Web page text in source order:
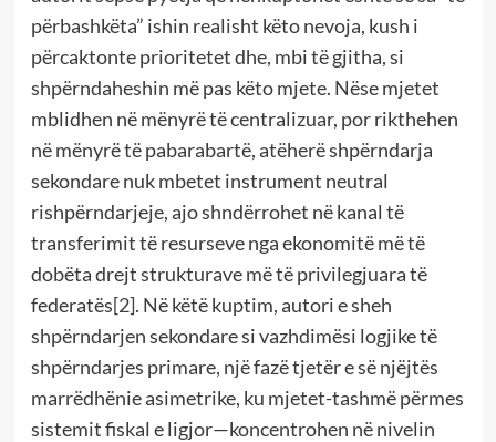
përbashkëta” ishin realisht këto nevoja, kush i
përcaktonte prioritetet dhe, mbi të gjitha, si
shpërndaheshin më pas këto mjete. Nëse mjetet
mblidhen në mënyrë të centralizuar, por rikthehen
në mënyrë të pabarabartë, atëherë shpërndarja
sekondare nuk mbetet instrument neutral
rishpërndarjeje, ajo shndërrohet në kanal të
transferimit të resurseve nga ekonomitë më të
dobëta drejt strukturave më të privilegjuara të
federatës[2]. Në këtë kuptim, autori e sheh
shpërndarjen sekondare si vazhdimësi logjike të
shpërndarjes primare, një fazë tjetër e së njëjtës
marrëdhënie asimetrike, ku mjetet-tashmë përmes
sistemit fiskal e ligjor—koncentrohen në nivelin